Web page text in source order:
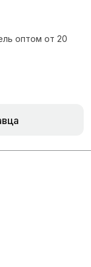
оптом от 20